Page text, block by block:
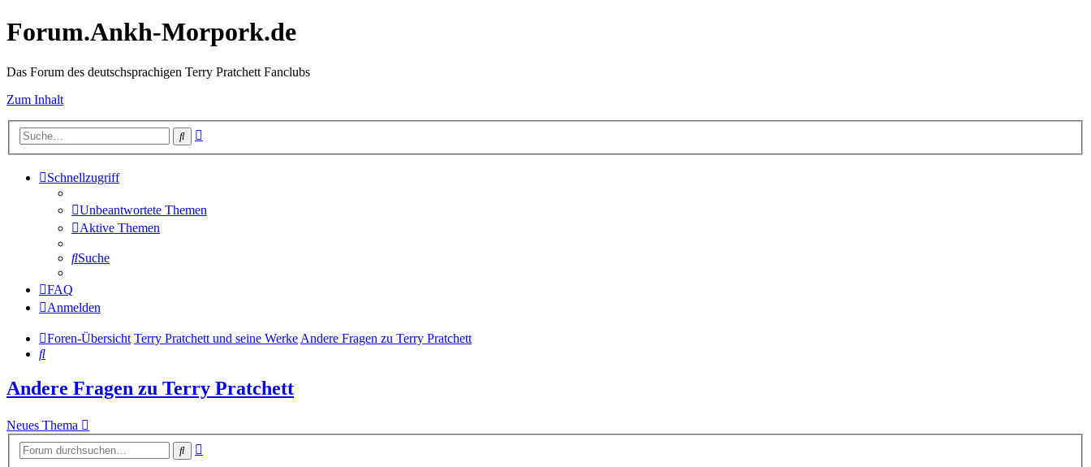
Forum.Ankh-Morpork.de
Das Forum des deutschsprachigen Terry Pratchett Fanclubs
Zum Inhalt
Suche
Schnellzugriff
Unbeantwortete Themen
Aktive Themen
Suche
FAQ
Anmelden
Foren-Übersicht Terry Pratchett und seine WerkeAndere Fragen zu Terry Pratchett
Suche
Andere Fragen zu Terry Pratchett
Neues Thema
Suche